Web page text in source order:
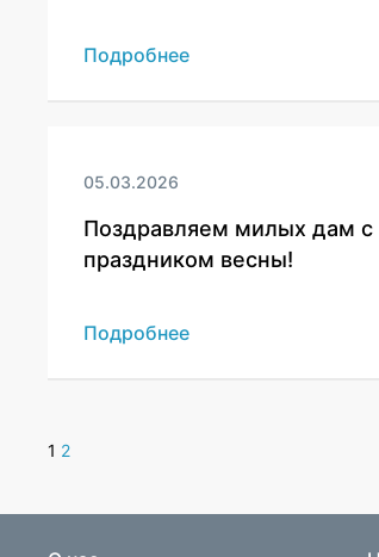
Подробнее
05.03.2026
Поздравляем милых дам с
праздником весны!
Подробнее
1 2